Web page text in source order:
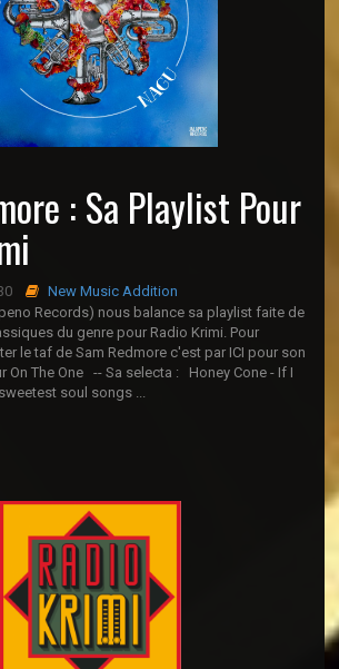
: Sa Playlist Pour
New Music Addition
Records) nous balance sa playlist faite de
du genre pour Radio Krimi. Pour
le taf de Sam Redmore c'est par ICI pour son
On The One -- Sa selecta : Honey Cone - If I
soul songs ...